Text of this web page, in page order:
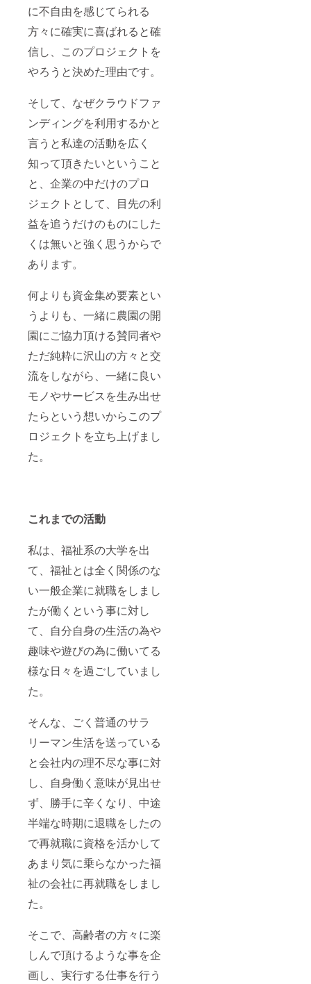
に不自由を感じてられる
方々に確実に喜ばれると確
信し、このプロジェクトを
やろうと決めた理由です。
そして、なぜクラウドファ
ンディングを利用するかと
言うと私達の活動を広く
知って頂きたいということ
と、企業の中だけのプロ
ジェクトとして、目先の利
益を追うだけのものにした
くは無いと強く思うからで
あります。
何よりも資金集め要素とい
うよりも、一緒に農園の開
園にご協力頂ける賛同者や
ただ純粋に沢山の方々と交
流をしながら、一緒に良い
モノやサービスを生み出せ
たらという想いからこのプ
ロジェクトを立ち上げまし
た。
これまでの活動
私は、福祉系の大学を出
て、福祉とは全く関係のな
い一般企業に就職をしまし
たが働くという事に対し
て、自分自身の生活の為や
趣味や遊びの為に働いてる
様な日々を過ごしていまし
た。
そんな、ごく普通のサラ
リーマン生活を送っている
と会社内の理不尽な事に対
し、自身働く意味が見出せ
ず、勝手に辛くなり、中途
半端な時期に退職をしたの
で再就職に資格を活かして
あまり気に乗らなかった福
祉の会社に再就職をしまし
た。
そこで、高齢者の方々に楽
しんで頂けるような事を企
画し、実行する仕事を行う